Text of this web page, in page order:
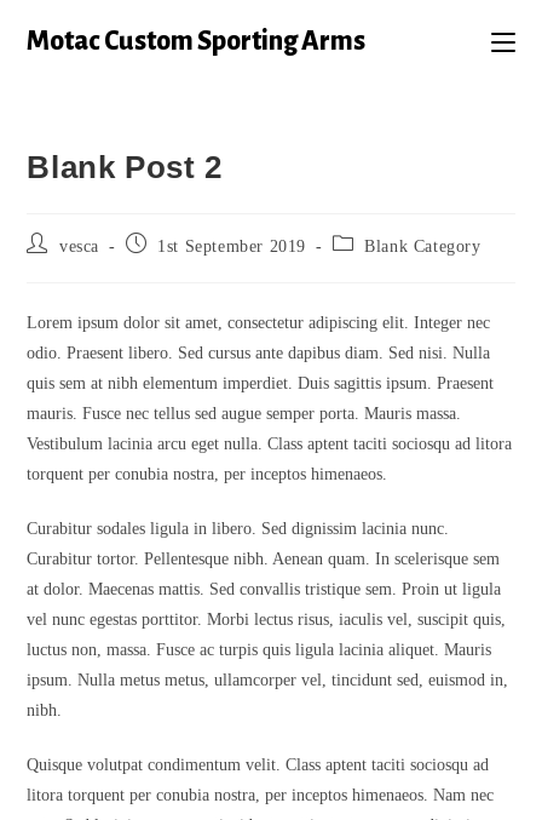
Motac Custom Sporting Arms
Blank Post 2
vesca 1st September 2019 Blank Category
Lorem ipsum dolor sit amet, consectetur adipiscing elit. Integer nec
odio. Praesent libero. Sed cursus ante dapibus diam. Sed nisi. Nulla
quis sem at nibh elementum imperdiet. Duis sagittis ipsum. Praesent
mauris. Fusce nec tellus sed augue semper porta. Mauris massa.
Vestibulum lacinia arcu eget nulla. Class aptent taciti sociosqu ad litora
torquent per conubia nostra, per inceptos himenaeos.
Curabitur sodales ligula in libero. Sed dignissim lacinia nunc.
Curabitur tortor. Pellentesque nibh. Aenean quam. In scelerisque sem
at dolor. Maecenas mattis. Sed convallis tristique sem. Proin ut ligula
vel nunc egestas porttitor. Morbi lectus risus, iaculis vel, suscipit quis,
luctus non, massa. Fusce ac turpis quis ligula lacinia aliquet. Mauris
ipsum. Nulla metus metus, ullamcorper vel, tincidunt sed, euismod in,
nibh.
Quisque volutpat condimentum velit. Class aptent taciti sociosqu ad
litora torquent per conubia nostra, per inceptos himenaeos. Nam nec